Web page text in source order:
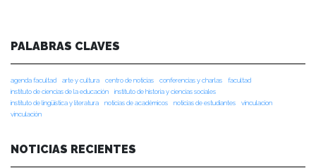
PALABRAS CLAVES
agenda facultad arte y cultura centro de noticias conferencias y charlas
facultad
instituto de ciencias de la educación
instituto de historia y ciencias sociales
instituto de lingüística y literatura
noticias de académicos noticias de estudiantes
vinculacion
vinculación
NOTICIAS RECIENTES